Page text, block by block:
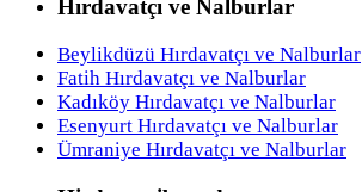
Hırdavatçı ve Nalburlar
Beylikdüzü Hırdavatçı ve Nalburlar
Fatih Hırdavatçı ve Nalburlar
Kadıköy Hırdavatçı ve Nalburlar
Esenyurt Hırdavatçı ve Nalburlar
Ümraniye Hırdavatçı ve Nalburlar